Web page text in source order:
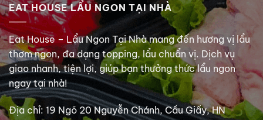
EAT HOUSE LẨU NGON TẠI NHÀ
Eat House – Lẩu Ngon Tại Nhà mang đến hương vị lẩu
thơm ngon, đa dạng topping, lẩu chuẩn vị. Dịch vụ
giao nhanh, tiện lợi, giúp bạn thưởng thức lẩu ngon
ngay tại nhà!
Địa chỉ: 19 Ngõ 20 Nguyễn Chánh, Cầu Giấy, HN